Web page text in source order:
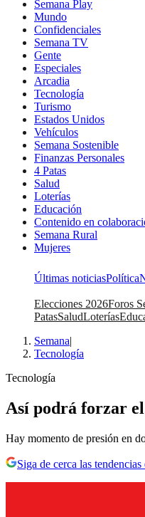
Semana Play
Mundo
Confidenciales
Semana TV
Gente
Especiales
Arcadia
Tecnología
Turismo
Estados Unidos
Vehículos
Semana Sostenible
Finanzas Personales
4 Patas
Salud
Loterías
Educación
Contenido en
Semana Rural
Mujeres
Últimas noticiasPolítica
Elecciones 2026Foros
PatasSaludLoterías
Semana|
Tecnología
Tecnología
Así podrá forzar
Hay momento de presión en
Siga de cerca las